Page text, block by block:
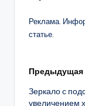
Реклама.
статье.
Предыдущая
Зеркало с
увеличением